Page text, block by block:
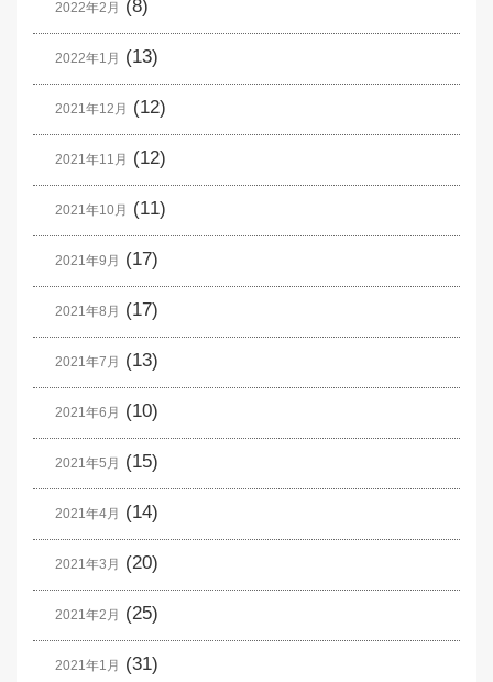
2022年2月 (8)
2022年1月 (13)
2021年12月 (12)
2021年11月 (12)
2021年10月 (11)
2021年9月 (17)
2021年8月 (17)
2021年7月 (13)
2021年6月 (10)
2021年5月 (15)
2021年4月 (14)
2021年3月 (20)
2021年2月 (25)
2021年1月 (31)